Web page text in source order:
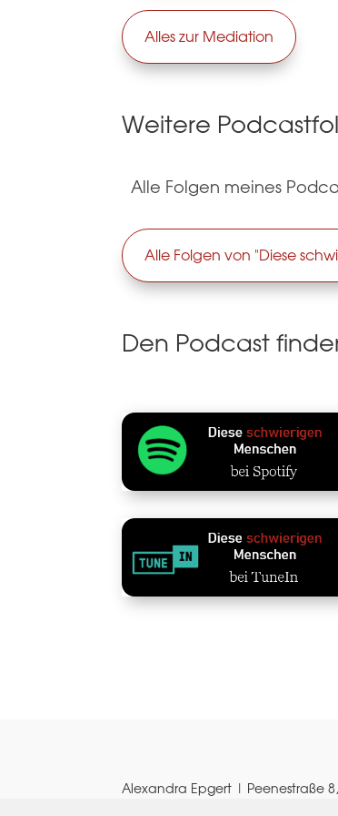
Alles zur Mediation
Weitere
Alle Folgen meines
Alle Folgen von "Diese
Den Podcast
Alexandra Epgert | Peenestraße